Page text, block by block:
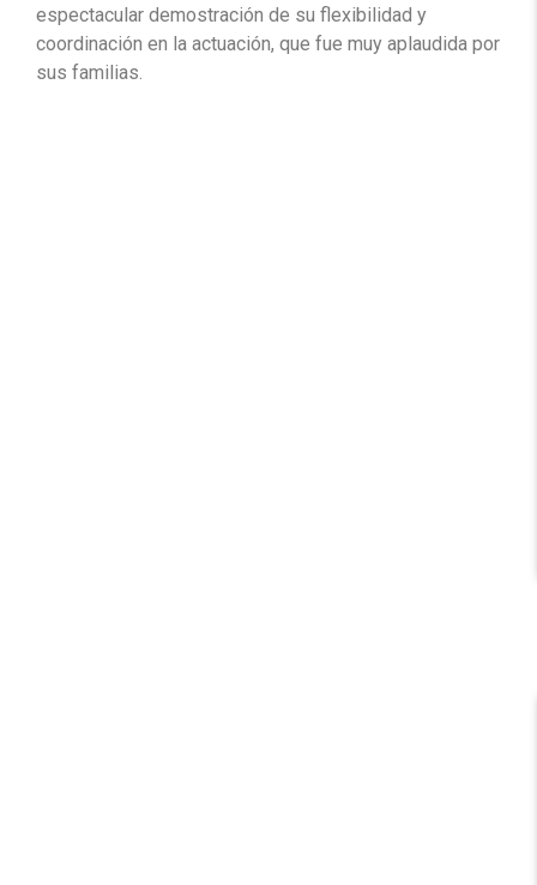
espectacular demostración de su flexibilidad y
coordinación en la actuación, que fue muy aplaudida por
sus familias.